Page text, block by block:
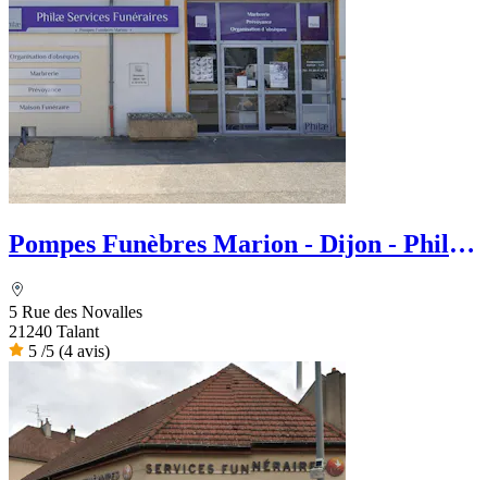
Pompes Funèbres Marion - Dijon - Philae
5 Rue des Novalles
21240 Talant
5 /5 (4 avis)